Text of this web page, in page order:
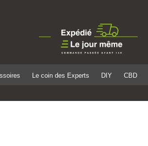
Le coin des Experts DIY CBD